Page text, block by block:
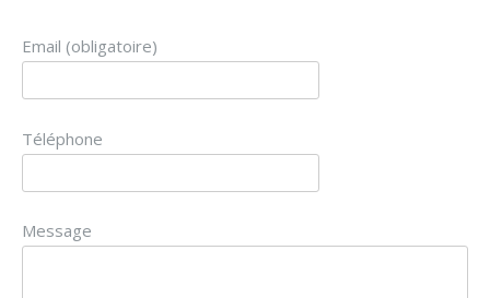
Email (obligatoire)
Téléphone
Message